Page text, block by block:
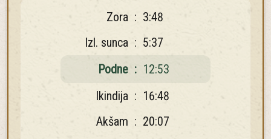
Zora : 3:48
Izl. sunca : 5:37
Podne : 12:53
Ikindija : 16:48
Akšam : 20:07